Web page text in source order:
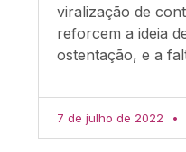
viralização de
reforcem a ideia
ostentação, e a
7 de julho de 2022